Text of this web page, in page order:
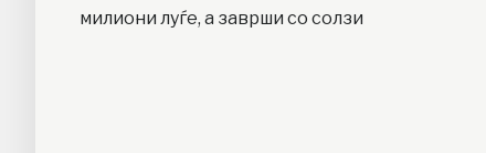
милиони луѓе, а заврши со солзи